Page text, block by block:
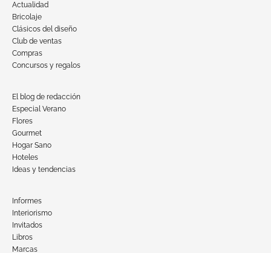
Actualidad
Bricolaje
Clásicos del diseño
Club de ventas
Compras
Concursos y regalos
El blog de redacción
Especial Verano
Flores
Gourmet
Hogar Sano
Hoteles
Ideas y tendencias
Informes
Interiorismo
Invitados
Libros
Marcas